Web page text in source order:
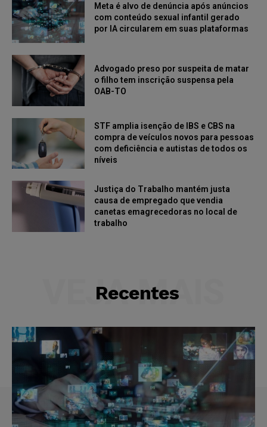
Meta é alvo de denúncia após anúncios
com conteúdo sexual infantil gerado
por IA circularem em suas plataformas
Advogado preso por suspeita de matar
o filho tem inscrição suspensa pela
OAB-TO
STF amplia isenção de IBS e CBS na
compra de veículos novos para pessoas
com deficiência e autistas de todos os
níveis
Justiça do Trabalho mantém justa
causa de empregado que vendia
canetas emagrecedoras no local de
trabalho
Recentes
VEJA MAIS